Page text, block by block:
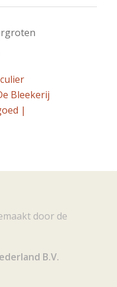
Bleekerij
|
door de
B.V.